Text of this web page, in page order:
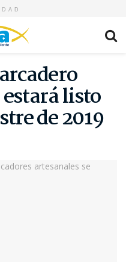
listo
de 2019